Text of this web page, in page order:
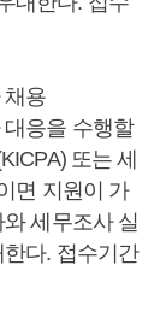
용
응을 수행할
또는 세
면 지원이 가
세무조사 실
다. 접수기간